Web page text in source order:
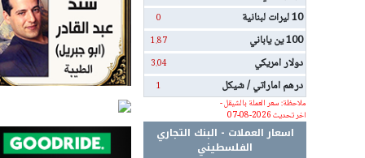
10 ليرات لبنانية 0
100 ين ياباني 1.87
دولار امريكي 3.04
درهم اماراتي / شيكل
1
ملاحظة: سعر العملة بالشيقل -
اخر تحديث 2026-08-07
اسعار العملات - البنك التجاري
الفلسطيني